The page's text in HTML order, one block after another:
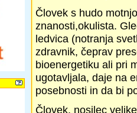
Človek s hudo
znanosti,okulista.
ledvica (notranja
zdravnik, čeprav
bioenergetiku ali pri
ugotavljala, daje na
posebnosti in da bi
Človek, nosilec